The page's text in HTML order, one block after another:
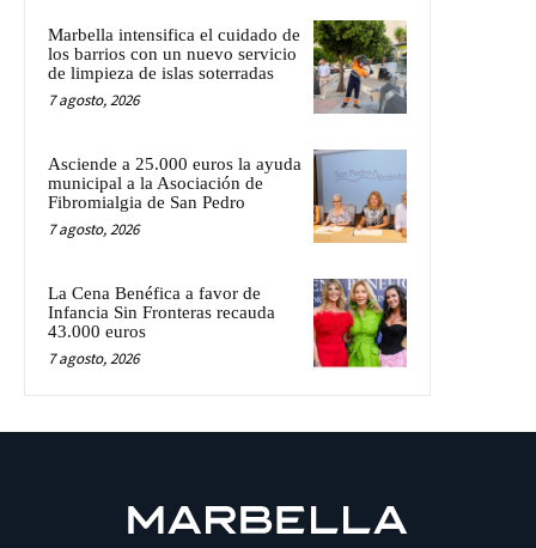
Marbella intensifica el cuidado de
los barrios con un nuevo servicio
de limpieza de islas soterradas
7 agosto, 2026
Asciende a 25.000 euros la ayuda
municipal a la Asociación de
Fibromialgia de San Pedro
7 agosto, 2026
La Cena Benéfica a favor de
Infancia Sin Fronteras recauda
43.000 euros
7 agosto, 2026